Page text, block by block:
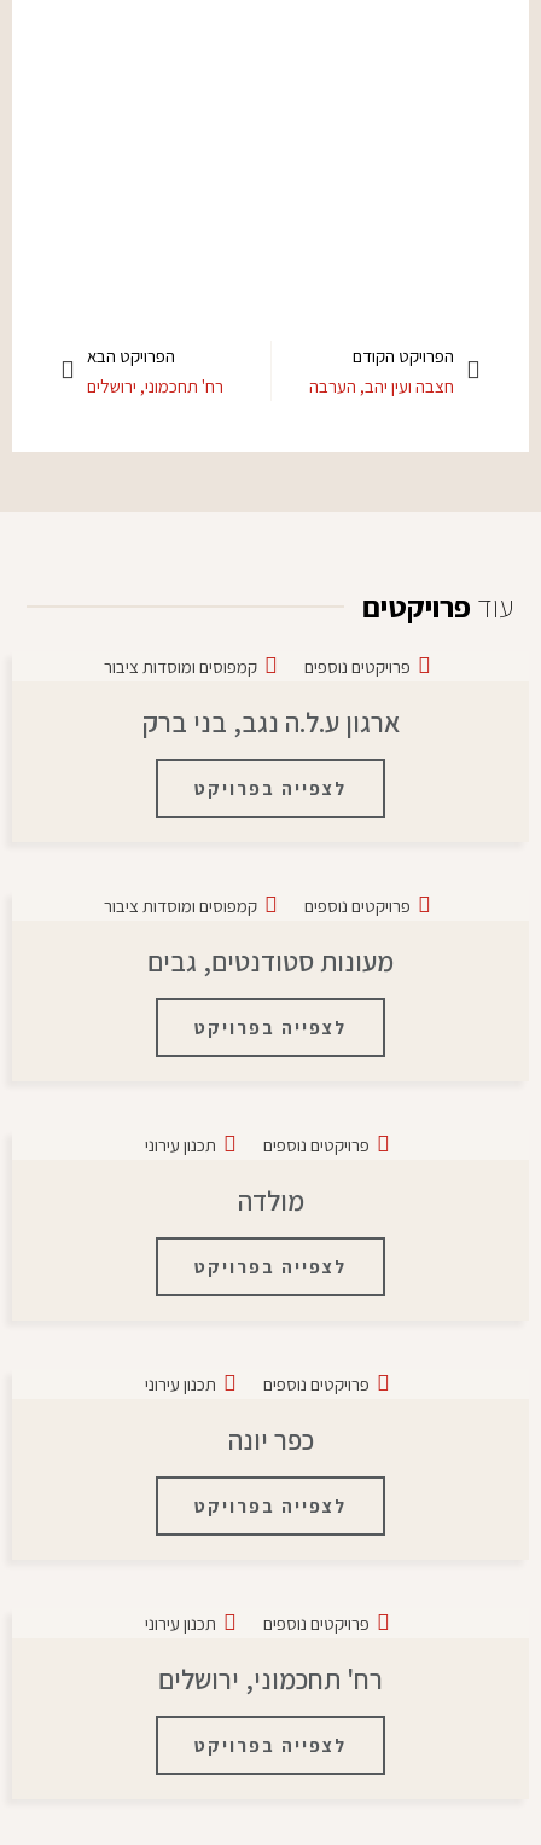
הפרויקט הקודם
חצבה ועין יהב, הערבה
הפרויקט הבא
רח' תחכמוני, ירושלים
עוד פרויקטים
פרויקטים נוספים קמפוסים ומוסדות ציבור
ארגון ע.ל.ה נגב, בני ברק
לצפייה בפרויקט
פרויקטים נוספים קמפוסים ומוסדות ציבור
מעונות סטודנטים, גבים
לצפייה בפרויקט
פרויקטים נוספים תכנון עירוני
מולדה
לצפייה בפרויקט
פרויקטים נוספים תכנון עירוני
כפר יונה
לצפייה בפרויקט
פרויקטים נוספים תכנון עירוני
רח' תחכמוני, ירושלים
לצפייה בפרויקט